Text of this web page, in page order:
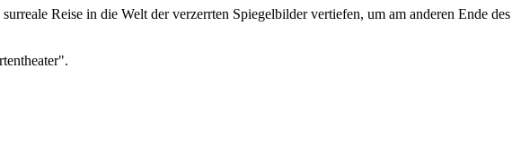
Reise in die Welt der verzerrten Spiegelbilder vertiefen, um am anderen Ende des